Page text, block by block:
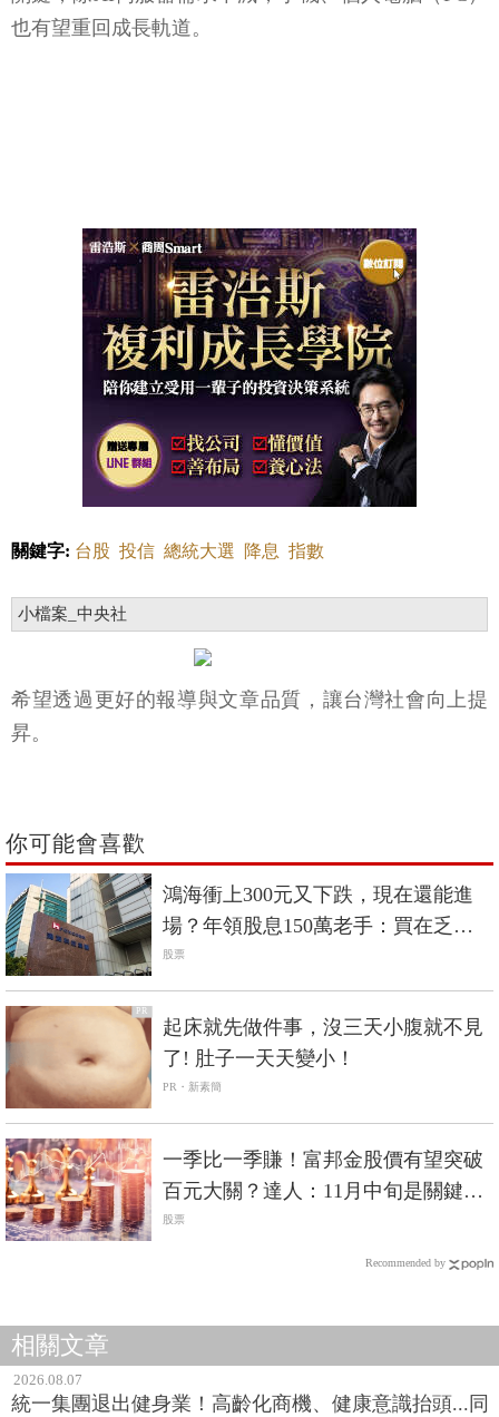
也有望重回成長軌道。
關鍵字: 台股 投信 總統大選 降息 指數
小檔案_中央社
希望透過更好的報導與文章品質，讓台灣社會向上提
昇。
你可能會喜歡
鴻海衝上300元又下跌，現在還能進
場？年領股息150萬老手：買在乏人
問津時
股票
PR
起床就先做件事，沒三天小腹就不見
了! 肚子一天天變小！
PR・新素簡
一季比一季賺！富邦金股價有望突破
百元大關？達人：11月中旬是關鍵時
間點
股票
Recommended by
相關文章
2026.08.07
統一集團退出健身業！高齡化商機、健康意識抬頭...同